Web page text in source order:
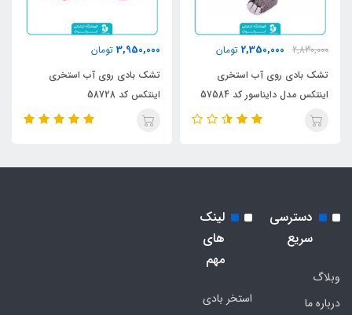
2,830,000
2,350,000 تومان
تشک بادی روی آب استخری
اینتکس مدل دایناسور کد 57584
3,950,000 تومان
تشک بادی روی آب استخری
اینتکس کد 58728
دسترسی
سریع
وبلاگ
درباره ما
لینک
های
مهم
استخر بادی